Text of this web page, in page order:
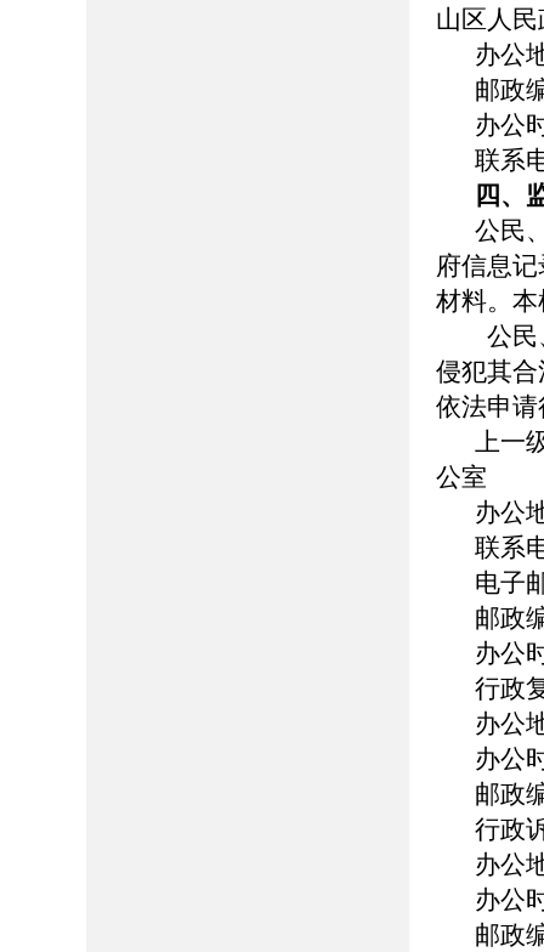
山区人
办公
邮政
办公
联系
四、
公民
府信息
材料。
公民、
侵犯其
依法申
上一
公室
办公
联系
电子
邮政
办公
行政
办公
办公
邮政
行政
办公
办公
邮政